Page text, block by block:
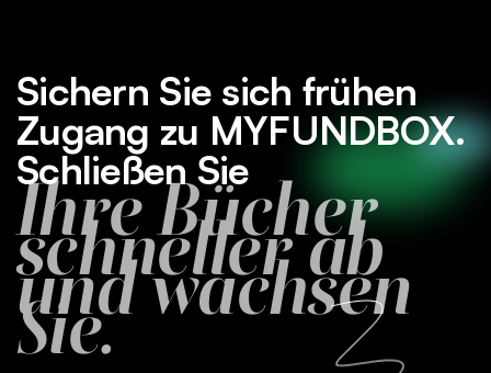
Sichern Sie sich frühen
Zugang zu MYFUNDBOX.
Schließen Sie
Ihre Bücher
schneller ab
und wachsen
Sie.